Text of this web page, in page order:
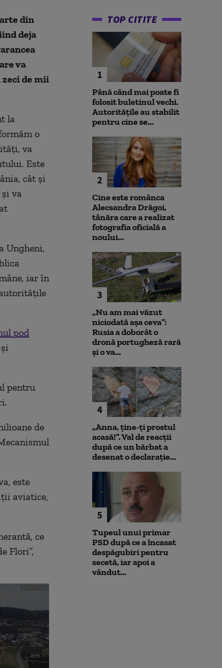
din
deja
va
de mii
la
o
va
Este
cât şi
va
Ungheni,
iar în
pod
pentru
de
este
aviatice,
ce
Flori”,
TOP CITITE
1
Până când mai poate fi
folosit buletinul vechi.
Autoritățile au stabilit
pentru cine se...
2
Cine este românca
Alecsandra Drăgoi,
tânăra care a realizat
fotografia oficială a
noului...
3
„Nu am mai văzut
niciodată așa ceva”:
Rusia a doborât o
dronă portugheză rară
și o va...
4
„Anna, ţine-ţi prostul
acasă!”. Val de reacții
după ce un bărbat a
desenat o declarație...
5
Tupeul unui primar
PSD după ce a încasat
despăgubiri pentru
secetă, iar apoi a
vândut...